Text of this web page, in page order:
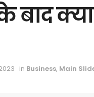
बाद
in Business, Main